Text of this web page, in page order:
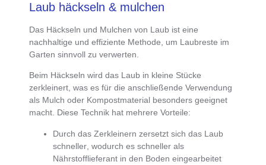
Laub häckseln & mulchen
Das Häckseln und Mulchen von Laub ist eine
nachhaltige und effiziente Methode, um Laubreste im
Garten sinnvoll zu verwerten.
Beim Häckseln wird das Laub in kleine Stücke
zerkleinert, was es für die anschließende Verwendung
als Mulch oder Kompostmaterial besonders geeignet
macht. Diese Technik hat mehrere Vorteile:
Durch das Zerkleinern zersetzt sich das Laub
schneller , wodurch es schneller als
Nährstofflieferant in den Boden eingearbeitet